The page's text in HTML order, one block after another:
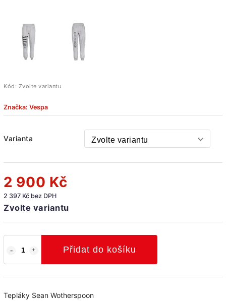
Kód: Zvolte variantu
Značka: Vespa
Varianta
2 900 Kč
2 397 Kč bez DPH
Zvolte variantu
Přidat do košíku
Tepláky Sean Wotherspoon